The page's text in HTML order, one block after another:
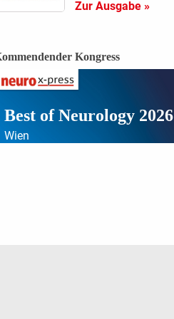
Zur Ausgabe »
Kongress
Best of Neurology 2026
Wien